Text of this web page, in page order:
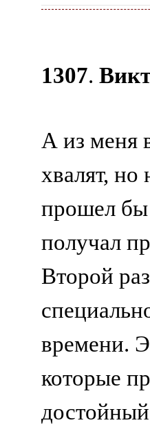
1307.
А из меня
хвалят, но
прошел бы
получал
Второй
времени.
которые